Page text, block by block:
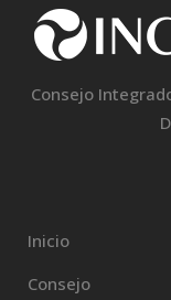
Consejo
Inicio
Consejo